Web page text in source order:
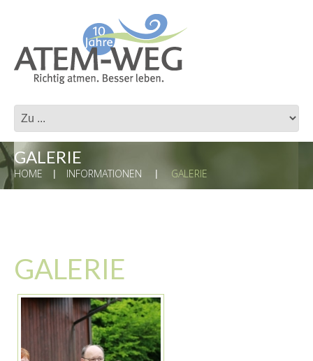
GALERIE
HOME INFORMATIONEN GALERIE
GALERIE